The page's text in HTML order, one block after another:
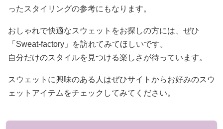
ったスタイリングの参考にもなります。
おしゃれで快適なスウェットをお探しの方には、ぜひ
「Sweat-factory」を訪れてみてほしいです。
自分だけのスタイルを見つける楽しさが待っています。
スウェットに興味のある人はぜひサイトからお好みのスウ
ェットアイテムをチェックしてみてください。